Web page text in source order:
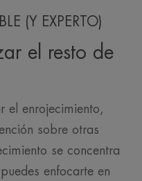
(Y EXPERTO)
el resto de
el enrojecimiento,
sobre otras
se concentra
enfocarte en